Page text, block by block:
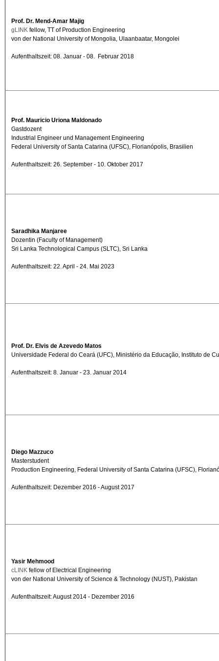
Prof. Dr. Mend-Amar Majig
gLINKfellow, TT of Production Engineering
von der National University of Mongolia, Ulaanbaatar, Mongolei
Aufenthaltszeit: 08. Januar - 08. Februar 2018
Prof. Mauricio Uriona Maldonado
Gastdozent
Industrial Engineer und Management Engineering
Federal University of Santa Catarina (UFSC), Florianópolis, Brasilien
Aufenthaltszeit: 26. September - 10. Oktober 2017
Saradhika Manjaree
Dozentin (Faculty of Management)
Sri Lanka Technological Campus (SLTC), Sri Lanka
Aufenthaltszeit: 22. April - 24. Mai 2023
Prof. Dr. Elvis de Azevedo Matos
Universidade Federal do Ceará (UFC), Ministério da Educação, Instituto de
Aufenthaltszeit: 8. Januar - 23. Januar 2014
Diego Mazzuco
Masterstudent
Production Engineering, Federal University of Santa Catarina (UFSC),
Aufenthaltszeit: Dezember 2016 - August 2017
Yasir Mehmood
cLINKfellow of Electrical Engineering
von der National University of Science & Technology (NUST), Pakistan
Aufenthaltszeit: August 2014 - Dezember 2016